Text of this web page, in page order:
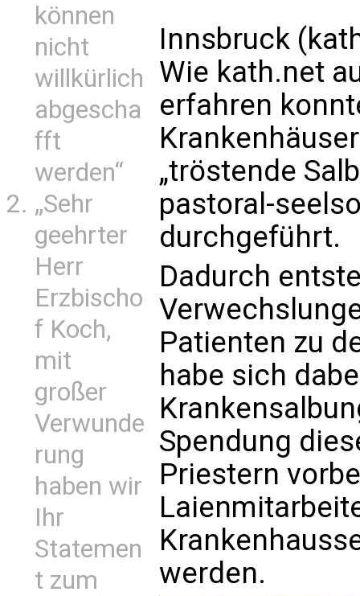
können
nicht
willkürlich
abgescha
fft
werden“
„Sehr
geehrter
Herr
Erzbischo
f Koch,
mit
großer
Verwunde
rung
haben wir
Ihr
Statemen
t zum
Innsbruck
Wie kath.net
erfahren
„tröstende
pastoral-
durchgeführt.
Dadurch
Patienten zu
habe sich
Spendung
Priestern
werden.